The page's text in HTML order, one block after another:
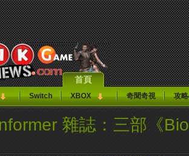
首頁
Switch XBOX 奇聞奇視 攻
雜誌：三部《